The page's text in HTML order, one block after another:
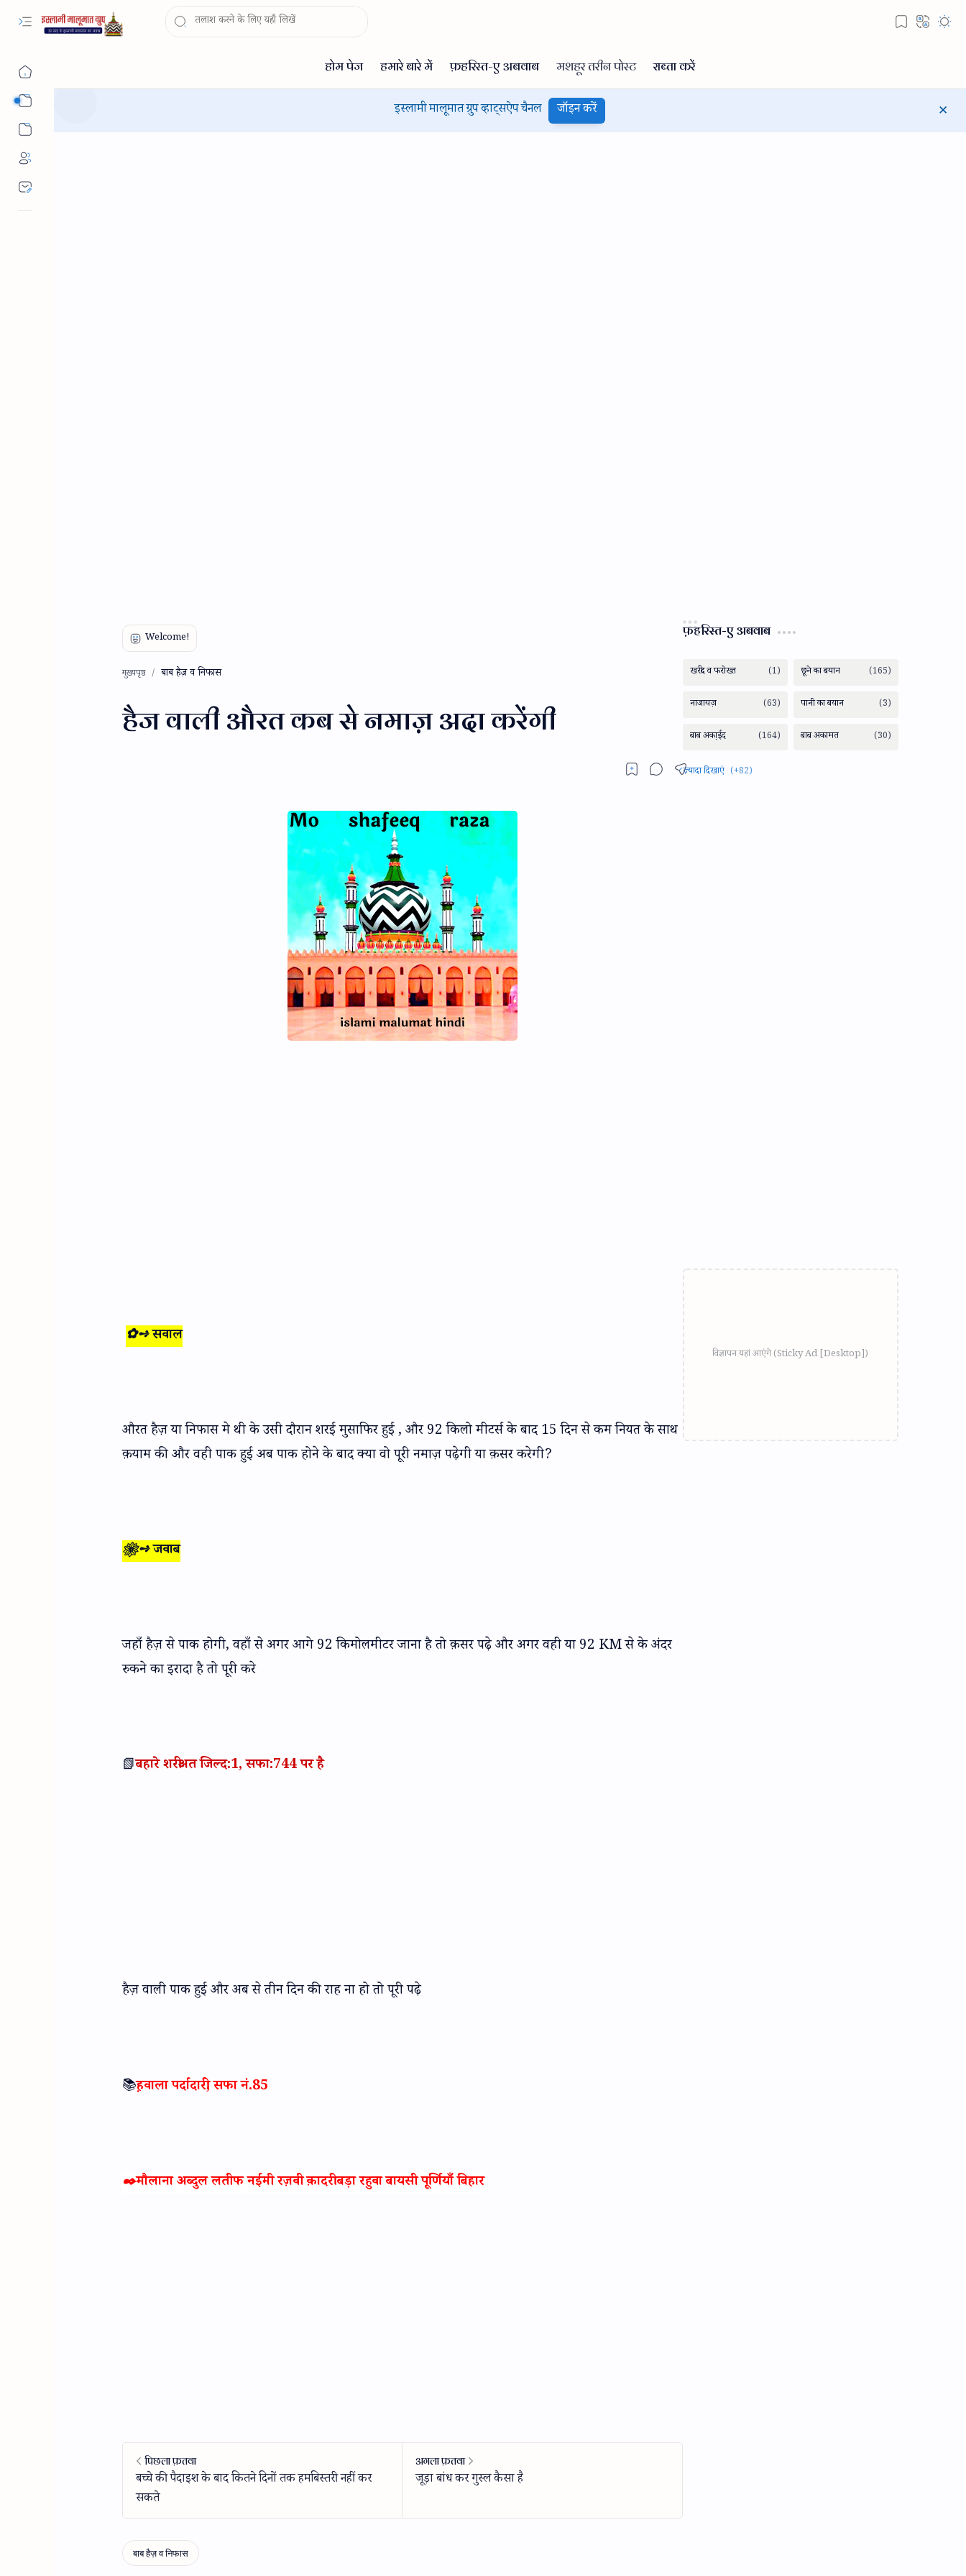
इस्लामी मालूमात ग्रुप व्हाट्सऐप चैनल जॉइन करें
मुख्यपृष्ठ बाब हैज़ व निफास
हैज वाली औरत कब से नमाज़ अदा करेंगी
✿➺ सवाल
औरत हैज़ या निफास मे थी के उसी दौरान शरई मुसाफिर हुई , और 92 किलो मीटर्स के बाद 15 दिन से कम नियत के साथ
क़याम की और वही पाक हुई अब पाक होने के बाद क्या वो पूरी नमाज़ पढ़ेगी या क़सर करेगी?
❀➺ जवाब
जहाँ हैज़ से पाक होगी, वहाँ से अगर आगे 92 किमोलमीटर जाना है तो क़सर पढ़े और अगर वही या 92 KM से के अंदर
रुकने का इरादा है तो पूरी करे
📗बहारे शरीअत जिल्द:1, सफा:744 पर है
हैज़ वाली पाक हुई और अब से तीन दिन की राह ना हो तो पूरी पढ़े
📚ह़वाला पर्दादारी, सफा नं.85
✒️मौलाना अब्दुल लतीफ न‌ईमी रज़वी क़ादरी बड़ा रहुवा बायसी पूर्णियाँ बिहार
फ़हरिस्त-ए अबवाब